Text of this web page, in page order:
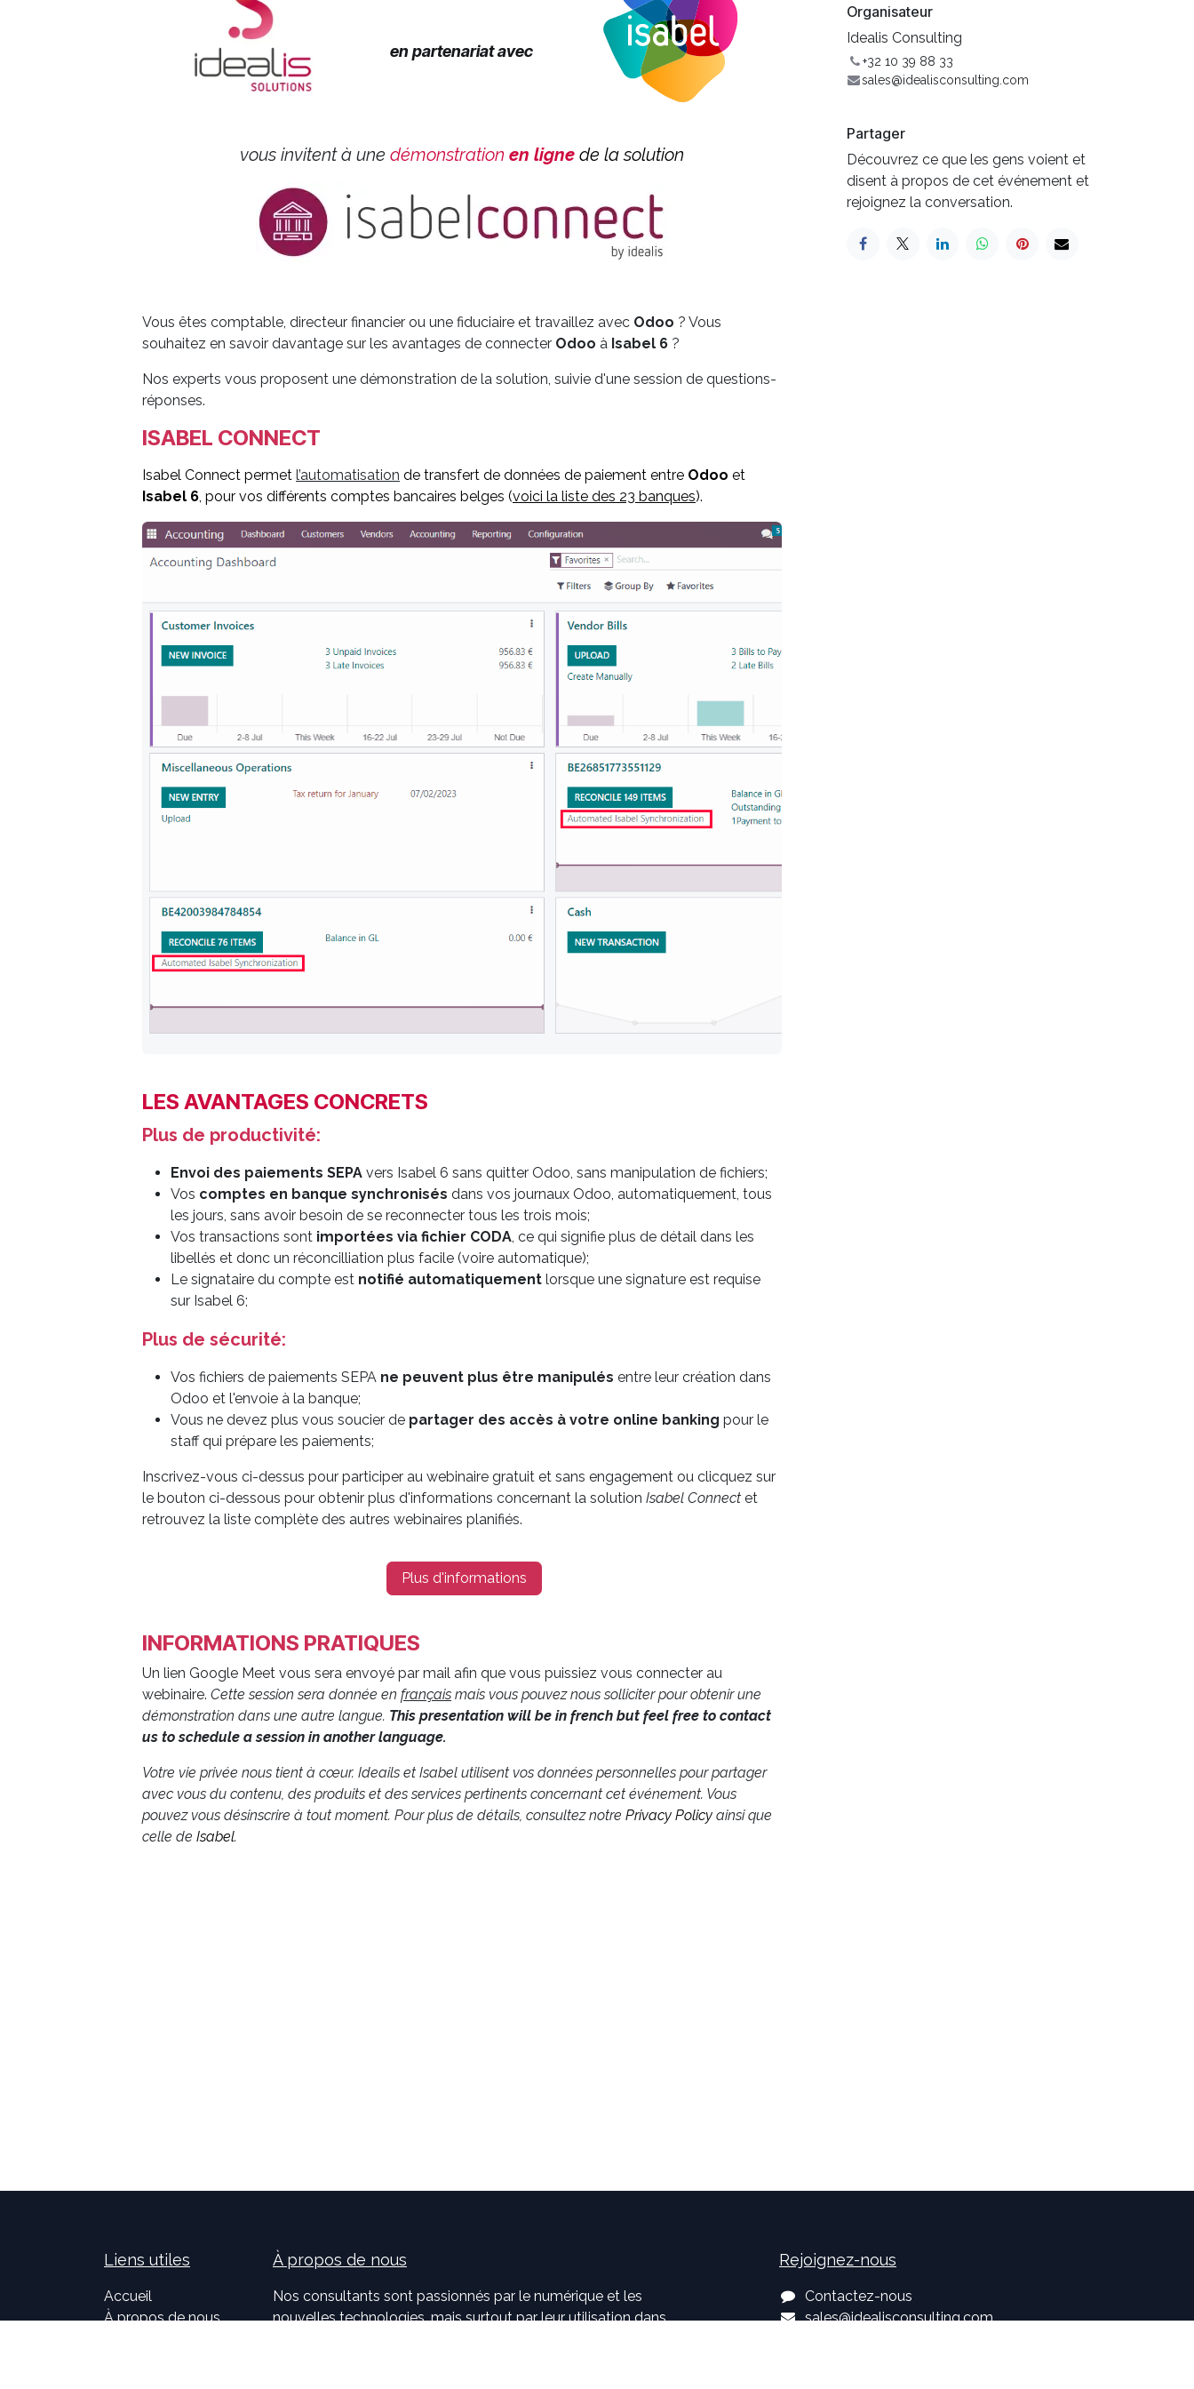
en partenariat avec
vous invitent à une démonstration en ligne de la solution
Vous êtes comptable, directeur financier ou une fiduciaire et travaillez avec Odoo ? Vous
souhaitez en savoir davantage sur les avantages de connecter Odoo à Isabel 6 ?
Nos experts vous proposent une démonstration de la solution, suivie d'une session de questions-
réponses.
ISABEL CONNECT
Isabel Connect permet l’automatisation de transfert de données de paiement entre Odoo et
Isabel 6, pour vos différents comptes bancaires belges (voici la liste des 23 banques).
LES AVANTAGES CONCRETS
Plus de productivité:
Envoi des paiements SEPA vers Isabel 6 sans quitter Odoo, sans manipulation de fichiers;
Vos comptes en banque synchronisés dans vos journaux Odoo, automatiquement, tous
les jours, sans avoir besoin de se reconnecter tous les trois mois;
Vos transactions sont importées via fichier CODA, ce qui signifie plus de détail dans les
libellés et donc un réconcilliation plus facile (voire automatique);
Le signataire du compte est notifié automatiquement lorsque une signature est requise
sur Isabel 6;
Plus de sécurité:
Vos fichiers de paiements SEPA ne peuvent plus être manipulés entre leur création dans
Odoo et l'envoie à la banque;
Vous ne devez plus vous soucier de partager des accès à votre online banking pour le
staff qui prépare les paiements;
Inscrivez-vous ci-dessus pour participer au webinaire gratuit et sans engagement ou clicquez sur
le bouton ci-dessous pour obtenir plus d'informations concernant la solution Isabel Connect et
retrouvez la liste complète des autres webinaires planifiés.
Plus d'informations
INFORMATIONS PRATIQUES
Un lien Google Meet vous sera envoyé par mail afin que vous puissiez vous connecter au
webinaire. Cette session sera donnée en français mais vous pouvez nous solliciter pour obtenir une
démonstration dans une autre langue. This presentation will be in french but feel free to contact
us to schedule a session in another language.
Votre vie privée nous tient à cœur. Ideails et Isabel utilisent vos données personnelles pour partager
avec vous du contenu, des produits et des services pertinents concernant cet événement. Vous
pouvez vous désinscrire à tout moment. Pour plus de détails, consultez notre Privacy Policy ainsi que
celle de Isabel.
Organisateur
Idealis Consulting
+32 10 39 88 33
sales@idealisconsulting.com
Partager
Découvrez ce que les gens voient et
disent à propos de cet événement et
rejoignez la conversation.
Liens utiles
Accueil
À propos de nous
À propos de nous
Nos consultants sont passionnés par le numérique et les
nouvelles technologies, mais surtout par leur utilisation dans
Rejoignez-nous
Contactez-nous
sales@idealisconsulting.com